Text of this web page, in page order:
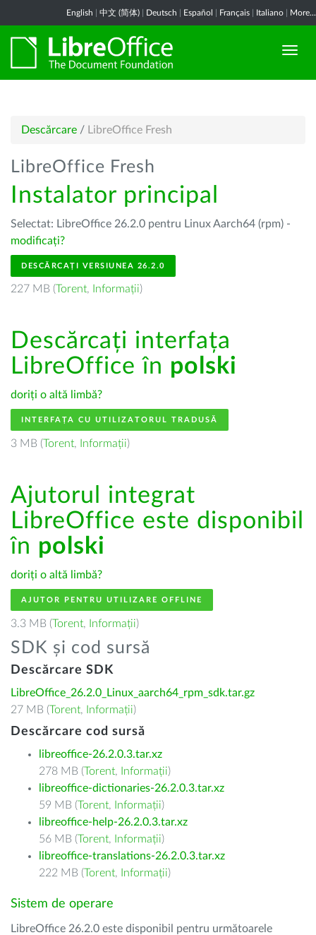
English 中文 (简体) Deutsch Español Français Italiano More...
Descărcare / LibreOffice Fresh
LibreOffice Fresh
Instalator principal
Selectat: LibreOffice 26.2.0 pentru Linux Aarch64 (rpm) -
modificați?
DESCĂRCAȚI VERSIUNEA 26.2.0
227 MB (Torent, Informații)
Descărcați interfața
LibreOffice în polski
doriți o altă limbă?
INTERFAȚA CU UTILIZATORUL TRADUSĂ
3 MB (Torent, Informații)
Ajutorul integrat
LibreOffice este disponibil
în polski
doriți o altă limbă?
AJUTOR PENTRU UTILIZARE OFFLINE
3.3 MB (Torent, Informații)
SDK și cod sursă
Descărcare SDK
LibreOffice_26.2.0_Linux_aarch64_rpm_sdk.tar.gz
27 MB (Torent, Informații)
Descărcare cod sursă
libreoffice-26.2.0.3.tar.xz
278 MB (Torent, Informații)
libreoffice-dictionaries-26.2.0.3.tar.xz
59 MB (Torent, Informații)
libreoffice-help-26.2.0.3.tar.xz
56 MB (Torent, Informații)
libreoffice-translations-26.2.0.3.tar.xz
222 MB (Torent, Informații)
Sistem de operare
LibreOffice 26.2.0 este disponibil pentru următoarele